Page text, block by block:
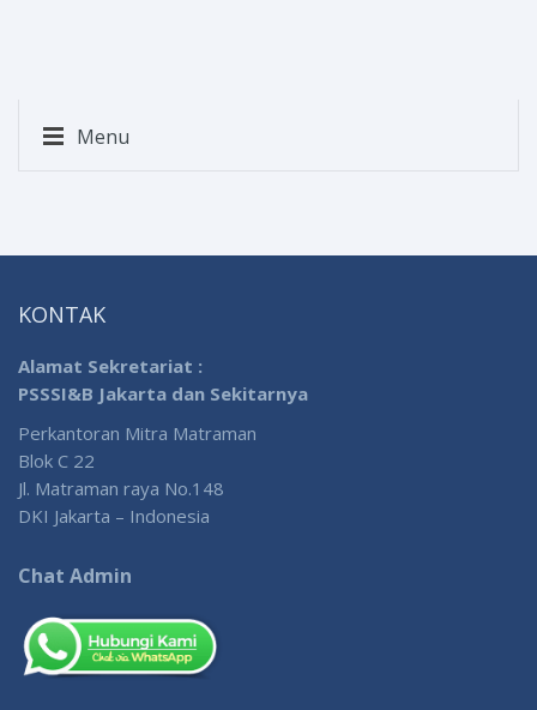
Menu
KONTAK
Alamat Sekretariat :
PSSSI&B Jakarta dan Sekitarnya
Perkantoran Mitra Matraman
Blok C 22
Jl. Matraman raya No.148
DKI Jakarta – Indonesia
Chat Admin